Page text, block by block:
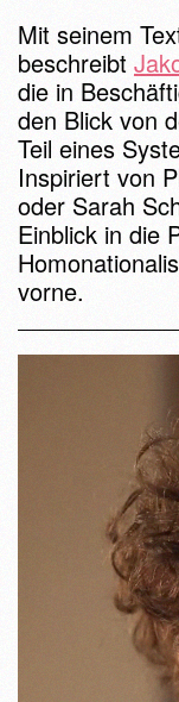
Mit seinem
beschreibt
die in
den Blick von
Teil eines
Inspiriert von
oder Sarah
Einblick in die
vorne.